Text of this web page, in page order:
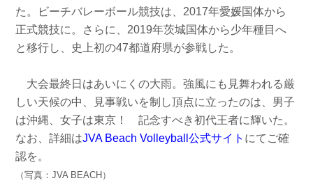
た。ビーチバレーボール競技は、2017年愛媛国体から
正式競技に。さらに、2019年茨城国体から少年種目へ
と移行し、史上初の47都道府県が参戦した。
大会最終日はあいにくの大雨。強風にも見舞われる厳
しい天候の中、見事戦いを制し頂点に立ったのは、男子
は沖縄、女子は東京！ 記念すべき初代王者に輝いた。
なお、詳細はJVA Beach Volleyball公式サイト にてご確
認を。
（写真：JVA BEACH）